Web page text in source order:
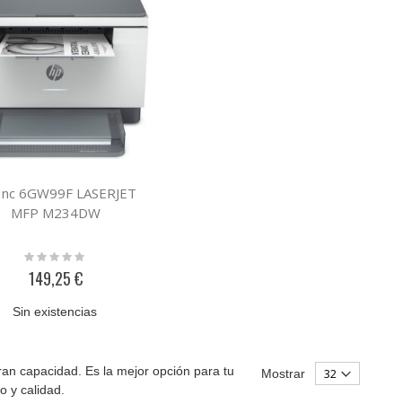
6GW99F LASERJET
MFP M234DW
Rating:
149,25 €
Sin existencias
Mostrar
capacidad. Es la mejor opción para tu
y calidad.